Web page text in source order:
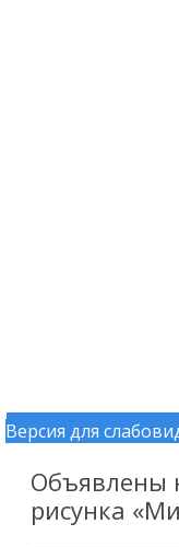
Версия для
Объявлены
рисунка